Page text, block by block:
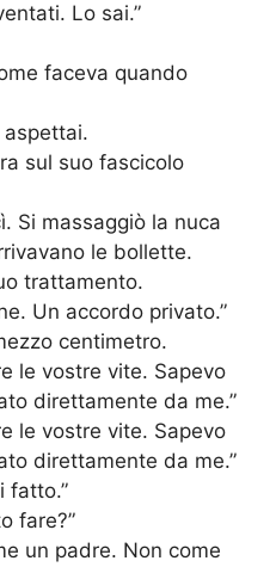
Lo sai.”
faceva quando
aspettai.
sul suo fascicolo
Si massaggiò la nuca
le bollette.
trattamento.
Un accordo privato.”
centimetro.
le vostre vite. Sapevo
direttamente da me.”
le vostre vite. Sapevo
direttamente da me.”
fatto.”
fare?”
un padre. Non come